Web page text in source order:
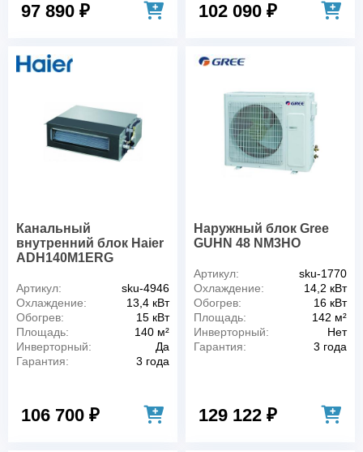
97 890 ₽ 102 090 ₽
Канальный
внутренний блок Haier
ADH140M1ERG
Артикул:
sku-4946
Охлаждение:
13,4 кВт
Обогрев:
15 кВт
Площадь:
140 м²
Инверторный:
Да
Гарантия:
3 года
106 700 ₽
Наружный блок Gree
GUHN 48 NM3HO
Артикул:
sku-1770
Охлаждение:
14,2 кВт
Обогрев:
16 кВт
Площадь:
142 м²
Инверторный:
Нет
Гарантия:
3 года
129 122 ₽